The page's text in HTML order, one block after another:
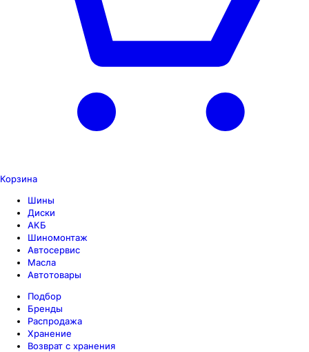
Корзина
Шины
Диски
АКБ
Шиномонтаж
Автосервис
Масла
Автотовары
Подбор
Бренды
Распродажа
Хранение
Возврат с хранения